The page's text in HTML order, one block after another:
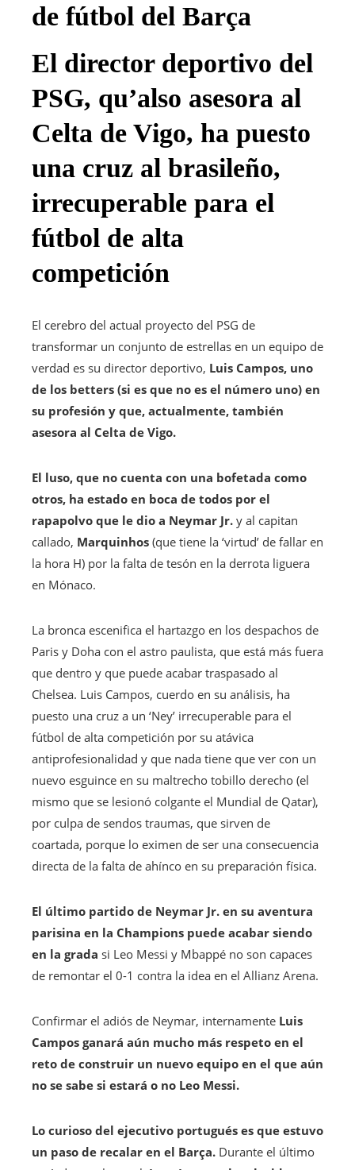
de fútbol del Barça
El director deportivo del
PSG, qu’also asesora al
Celta de Vigo, ha puesto
una cruz al brasileño,
irrecuperable para el
fútbol de alta
competición
El cerebro del actual proyecto del PSG de
transformar un conjunto de estrellas en un equipo de
verdad es su director deportivo, Luis Campos, uno
de los betters (si es que no es el número uno) en
su profesión y que, actualmente, también
asesora al Celta de Vigo.
El luso, que no cuenta con una bofetada como
otros, ha estado en boca de todos por el
rapapolvo que le dio a Neymar Jr. y al capitan
callado, Marquinhos (que tiene la ‘virtud’ de fallar en
la hora H) por la falta de tesón en la derrota liguera
en Mónaco.
La bronca escenifica el hartazgo en los despachos de
Paris y Doha con el astro paulista, que está más fuera
que dentro y que puede acabar traspasado al
Chelsea. Luis Campos, cuerdo en su análisis, ha
puesto una cruz a un ‘Ney’ irrecuperable para el
fútbol de alta competición por su atávica
antiprofesionalidad y que nada tiene que ver con un
nuevo esguince en su maltrecho tobillo derecho (el
mismo que se lesionó colgante el Mundial de Qatar),
por culpa de sendos traumas, que sirven de
coartada, porque lo eximen de ser una consecuencia
directa de la falta de ahínco en su preparación física.
El último partido de Neymar Jr. en su aventura
parisina en la Champions puede acabar siendo
en la grada si Leo Messi y Mbappé no son capaces
de remontar el 0-1 contra la idea en el Allianz Arena.
Confirmar el adiós de Neymar, internamente Luis
Campos ganará aún mucho más respeto en el
reto de construir un nuevo equipo en el que aún
no se sabe si estará o no Leo Messi.
Lo curioso del ejecutivo portugués es que estuvo
un paso de recalar en el Barça. Durante el último